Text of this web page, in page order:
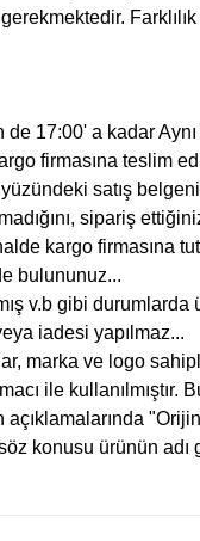
17:00' a kadar
firmasına teslim
satış
sipariş
kargo firmasına
bulununuz...
v.b gibi durumlarda
iadesi yapılmaz...
marka ve logo
ile kullanılmıştır.
konusu ürünün